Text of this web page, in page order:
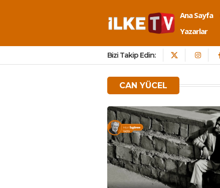
Ana Sayfa
Yazarlar
Bizi Takip Edin:
CAN YÜCEL